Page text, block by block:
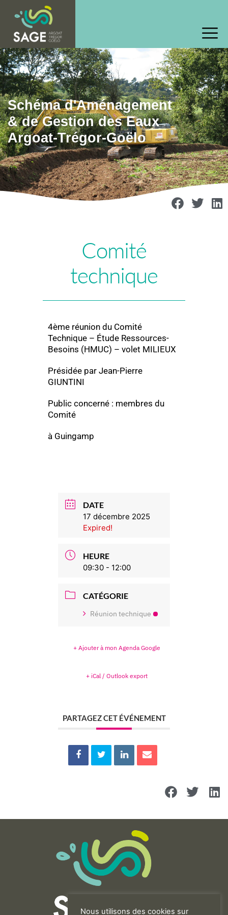
Schéma d'Aménagement
& de Gestion des Eaux
Argoat-Trégor-Goëlo
Comité
technique
4ème réunion du Comité
Technique – Étude Ressources-
Besoins (HMUC) – volet MILIEUX
Présidée par Jean-Pierre
GIUNTINI
Public concerné : membres du
Comité
à Guingamp
DATE
17 décembre 2025
Expired!
HEURE
09:30 - 12:00
CATÉGORIE
Réunion technique
+ Ajouter à mon Agenda Google
+ iCal / Outlook export
PARTAGEZ CET ÉVÉNEMENT
Nous utilisons des cookies sur